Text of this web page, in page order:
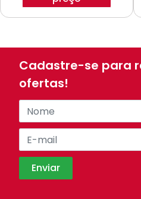
Cadastre-se para
ofertas!